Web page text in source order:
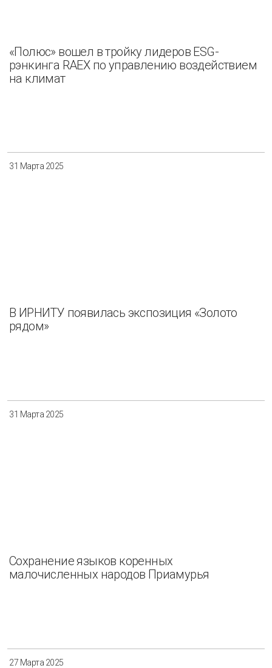
«Полюс» вошел в тройку лидеров ESG-
рэнкинга RAEX по управлению воздействием
на климат
31 Марта 2025
В ИРНИТУ появилась экспозиция «Золото
рядом»
31 Марта 2025
Сохранение языков коренных
малочисленных народов Приамурья
27 Марта 2025